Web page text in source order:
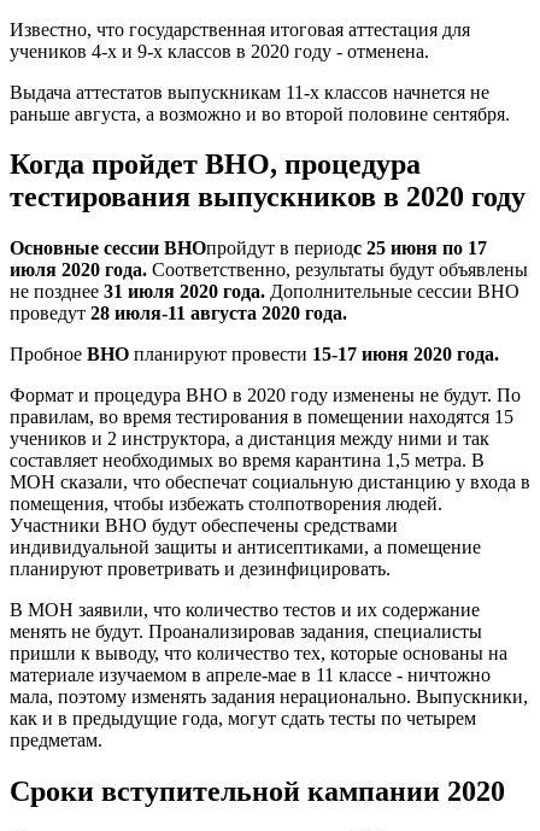
Известно, что государственная итоговая аттестация для
учеников 4-х и 9-х классов в 2020 году - отменена.
Выдача аттестатов выпускникам 11-х классов начнется не
раньше августа, а возможно и во второй половине сентября.
Когда пройдет ВНО, процедура
тестирования выпускников в 2020 году
Основные сессии ВНОпройдут в периодс 25 июня по 17
июля 2020 года. Соответственно, результаты будут объявлены
не позднее 31 июля 2020 года. Дополнительные сессии ВНО
проведут 28 июля-11 августа 2020 года.
Пробное ВНО планируют провести 15-17 июня 2020 года.
Формат и процедура ВНО в 2020 году изменены не будут. По
правилам, во время тестирования в помещении находятся 15
учеников и 2 инструктора, а дистанция между ними и так
составляет необходимых во время карантина 1,5 метра. В
МОН сказали, что обеспечат социальную дистанцию у входа в
помещения, чтобы избежать столпотворения людей.
Участники ВНО будут обеспечены средствами
индивидуальной защиты и антисептиками, а помещение
планируют проветривать и дезинфицировать.
В МОН заявили, что количество тестов и их содержание
менять не будут. Проанализировав задания, специалисты
пришли к выводу, что количество тех, которые основаны на
материале изучаемом в апреле-мае в 11 классе - ничтожно
мала, поэтому изменять задания нерационально. Выпускники,
как и в предыдущие года, могут сдать тесты по четырем
предметам.
Сроки вступительной кампании 2020